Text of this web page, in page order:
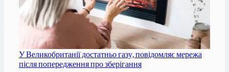
У Великобританії достатньо газу, повідомляє мережа
після попередження про зберігання